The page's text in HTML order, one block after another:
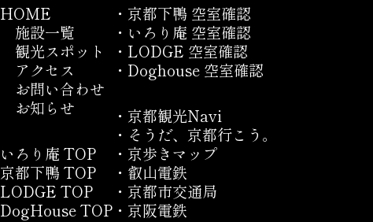
HOME
施設一覧
観光スポット
アクセス
お問い合わせ
お知らせ
いろり庵 TOP
京都下鴨 TOP
LODGE TOP
DogHouse TOP
・京都下鴨 空室確認
・いろり庵 空室確認
・LODGE 空室確認
・Doghouse 空室確認
・京都観光Navi
・そうだ、京都行こう。
・京歩きマップ
・叡山電鉄
・京都市交通局
・京阪電鉄